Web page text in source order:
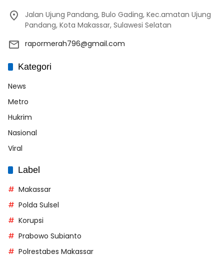
Jalan Ujung Pandang, Bulo Gading, Kec.amatan Ujung
Pandang, Kota Makassar, Sulawesi Selatan
rapormerah796@gmail.com
Kategori
News
Metro
Hukrim
Nasional
Viral
Label
Makassar
Polda Sulsel
Korupsi
Prabowo Subianto
Polrestabes Makassar